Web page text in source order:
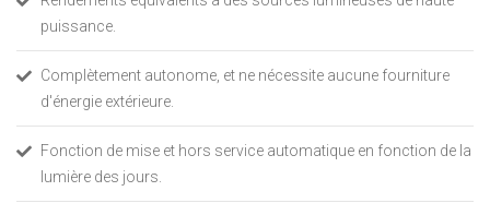
puissance.
Complètement autonome, et ne nécessite aucune fourniture
d'énergie extérieure.
Fonction de mise et hors service automatique en fonction de la
lumière des jours.